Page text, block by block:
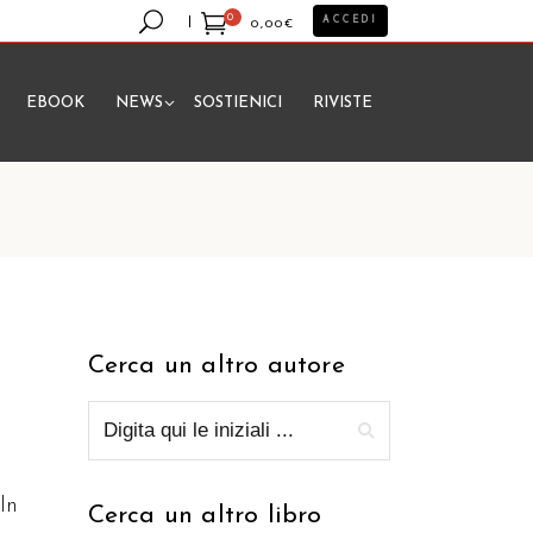
0
0,00€
prodotto nel carrello.
ACCEDI
EBOOK NEWS SOSTIENICI RIVISTE
Cerca un altro autore
Cerca un altro libro